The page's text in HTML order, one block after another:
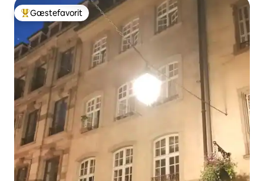
Bedste gæstefavorit
Gæstefavorit